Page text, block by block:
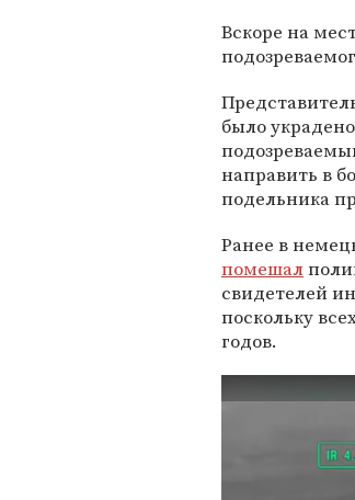
Вскоре на
было
направить в
подельника
Ранее в
помешал
свидетелей
поскольку
годов.